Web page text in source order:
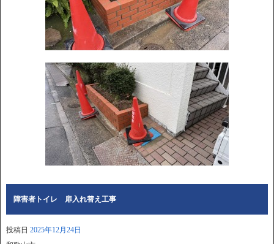
障害者トイレ 扉入れ替え工事
投稿日 2025年12月24日